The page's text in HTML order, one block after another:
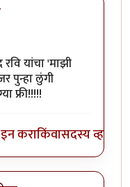
आहे काby
यांचा 'माझी
पुन्हा लुंगी
फ्री!!!!!
कराकिंवासदस्य व्हा